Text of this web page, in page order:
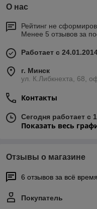
О нас
Рейтинг не
Менее 5 отзывов за
Работает с
г. Минск
ул. К.Либкнехта, 68,
Контакты
Сегодня работает с
Показать весь
Отзывы о магазине
6 отзывов за всё время
Покупатель